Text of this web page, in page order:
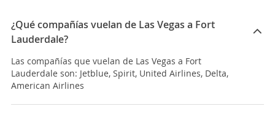
¿Qué compañías vuelan de Las Vegas a Fort
Lauderdale?
Las compañías que vuelan de Las Vegas a Fort
Lauderdale son: Jetblue, Spirit, United Airlines, Delta,
American Airlines